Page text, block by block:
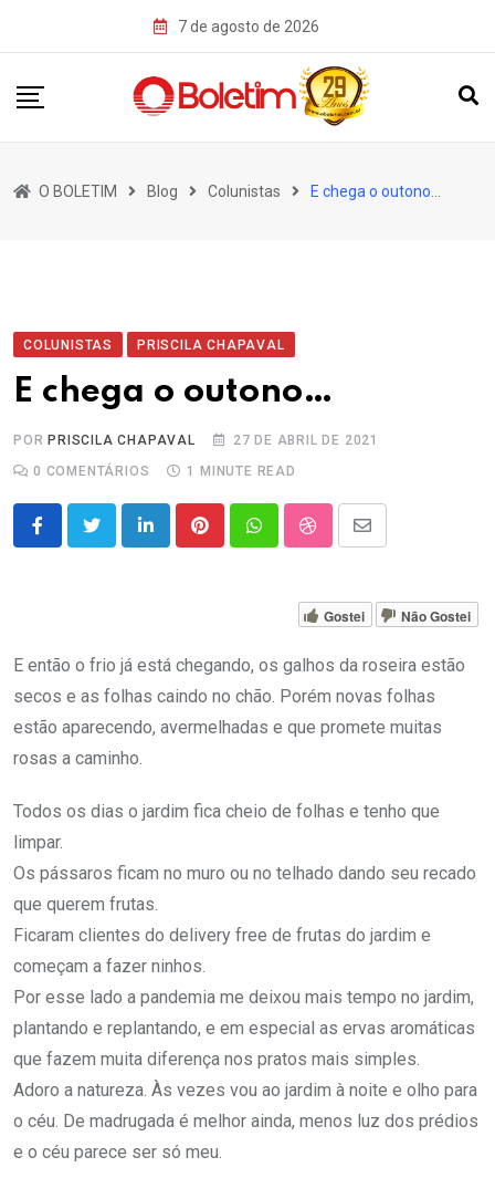
7 de agosto de 2026
O BOLETIM Blog Colunistas E chega o outono…
COLUNISTAS PRISCILA CHAPAVAL
E chega o outono…
POR PRISCILA CHAPAVAL
27 DE ABRIL DE 2021
0 COMENTÁRIOS 1 MINUTE READ
LinkedInPinterestWhatsappStumbleUpon
Share
Email
Gostei Não Gostei
E então o frio já está chegando, os galhos da roseira estão
secos e as folhas caindo no chão. Porém novas folhas
estão aparecendo, avermelhadas e que promete muitas
rosas a caminho.
Todos os dias o jardim fica cheio de folhas e tenho que
limpar.
Os pássaros ficam no muro ou no telhado dando seu recado
que querem frutas.
Ficaram clientes do delivery free de frutas do jardim e
começam a fazer ninhos.
Por esse lado a pandemia me deixou mais tempo no jardim,
plantando e replantando, e em especial as ervas aromáticas
que fazem muita diferença nos pratos mais simples.
Adoro a natureza. Às vezes vou ao jardim à noite e olho para
o céu. De madrugada é melhor ainda, menos luz dos prédios
e o céu parece ser só meu.